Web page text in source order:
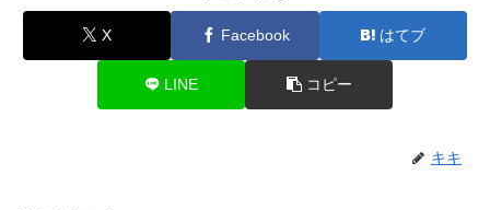
X Facebook はてブ
LINE コピー
キキ